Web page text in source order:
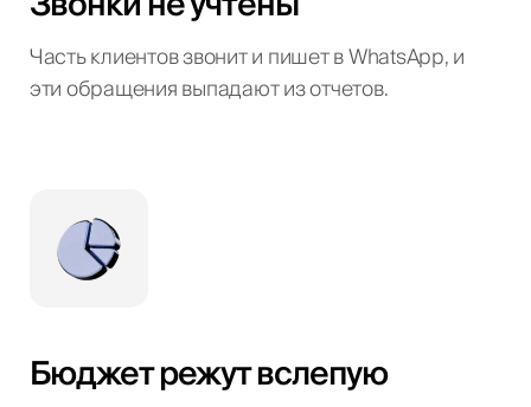
Часть клиентов звонит и пишет в WhatsApp, и
эти обращения выпадают из отчетов.
Бюджет режут вслепую